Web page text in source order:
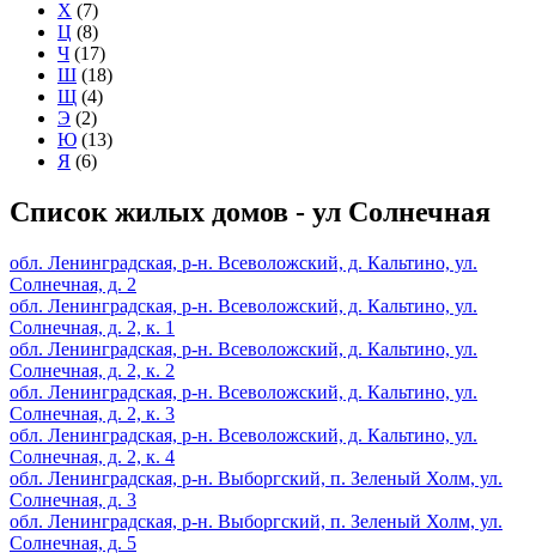
Х (7)
Ц (8)
Ч (17)
Ш (18)
Щ (4)
Э (2)
Ю (13)
Я (6)
Список жилых домов - ул Солнечная
обл. Ленинградская, р-н. Всеволожский, д. Кальтино, ул.
Солнечная, д. 2
обл. Ленинградская, р-н. Всеволожский, д. Кальтино, ул.
Солнечная, д. 2, к. 1
обл. Ленинградская, р-н. Всеволожский, д. Кальтино, ул.
Солнечная, д. 2, к. 2
обл. Ленинградская, р-н. Всеволожский, д. Кальтино, ул.
Солнечная, д. 2, к. 3
обл. Ленинградская, р-н. Всеволожский, д. Кальтино, ул.
Солнечная, д. 2, к. 4
обл. Ленинградская, р-н. Выборгский, п. Зеленый Холм, ул.
Солнечная, д. 3
обл. Ленинградская, р-н. Выборгский, п. Зеленый Холм, ул.
Солнечная, д. 5